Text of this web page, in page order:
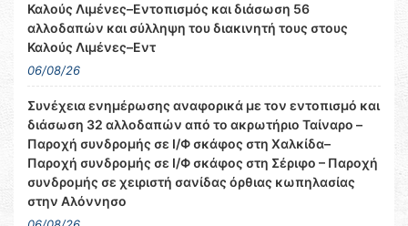
Καλούς Λιμένες–Εντοπισμός και διάσωση 56
αλλοδαπών και σύλληψη του διακινητή τους στους
Καλούς Λιμένες–Εντ
06/08/26
Συνέχεια ενημέρωσης αναφορικά με τον εντοπισμό και
διάσωση 32 αλλοδαπών από το ακρωτήριο Ταίναρο –
Παροχή συνδρομής σε Ι/Φ σκάφος στη Χαλκίδα–
Παροχή συνδρομής σε Ι/Φ σκάφος στη Σέριφο – Παροχή
συνδρομής σε χειριστή σανίδας όρθιας κωπηλασίας
στην Αλόννησο